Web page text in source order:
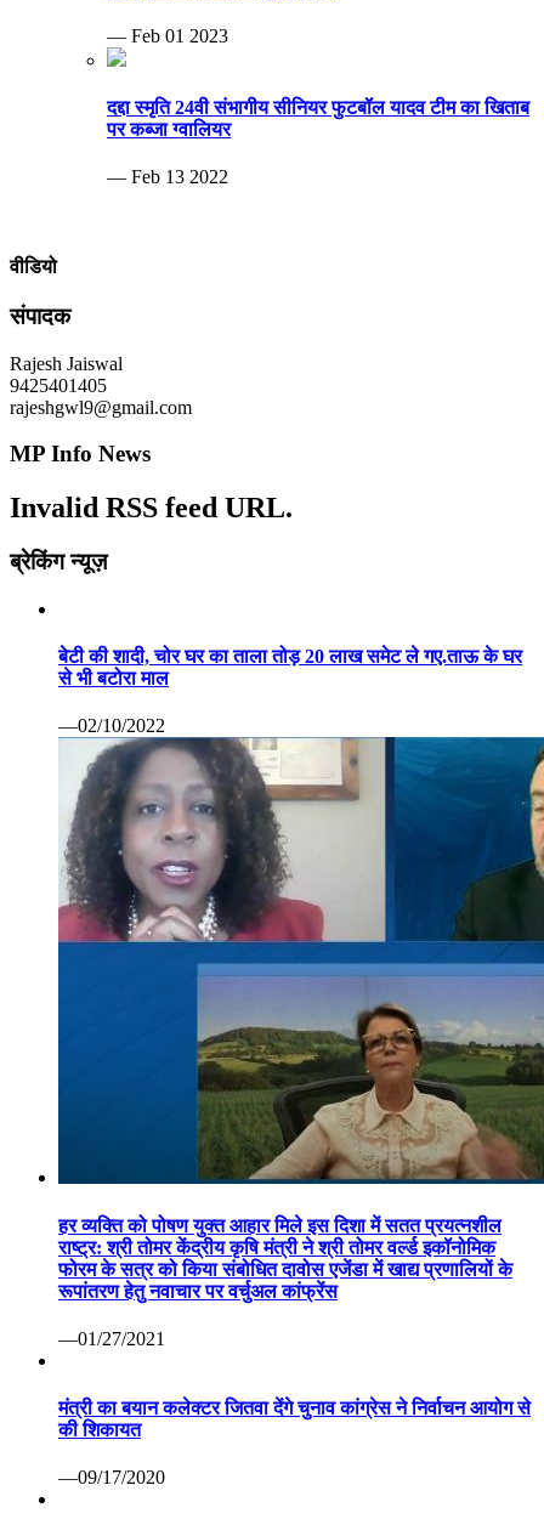
— Feb 01 2023
दद्दा स्मृति 24वी संभागीय सीनियर फुटबॉल यादव टीम का खिताब
पर कब्जा ग्वालियर
— Feb 13 2022
वीडियो
संपादक
Rajesh Jaiswal
9425401405
rajeshgwl9@gmail.com
MP Info News
Invalid RSS feed URL.
ब्रेकिंग न्यूज़
बेटी की शादी, चोर घर का ताला तोड़ 20 लाख समेट ले गए.ताऊ के घर
से भी बटोरा माल
—02/10/2022
हर व्यक्ति को पोषण युक्त आहार मिले इस दिशा में सतत प्रयत्नशील
राष्ट्र: श्री तोमर केंद्रीय कृषि मंत्री ने श्री तोमर वर्ल्ड इकॉनोमिक
फोरम के सत्र को किया संबोधित दावोस एजेंडा में खाद्य प्रणालियों के
रूपांतरण हेतु नवाचार पर वर्चुअल कांफ्रेंस
—01/27/2021
मंत्री का बयान कलेक्टर जितवा देंगे चुनाव कांग्रेस ने निर्वाचन आयोग से
की शिकायत
—09/17/2020